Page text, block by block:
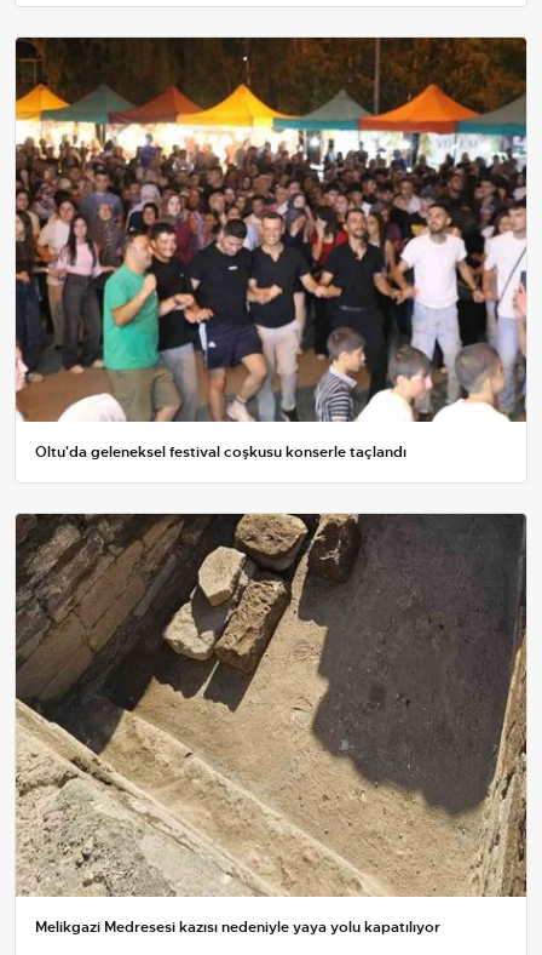
Oltu'da geleneksel festival coşkusu konserle taçlandı
Melikgazi Medresesi kazısı nedeniyle yaya yolu kapatılıyor